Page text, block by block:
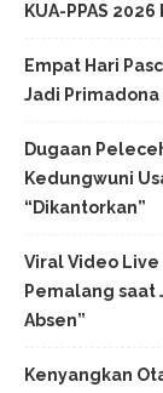
KUA-PPAS
Empat Hari
Jadi
Dugaan
Kedungwuni
“Dikantorkan”
Viral Video Live
Pemalang saat
Absen”
Kenyangkan